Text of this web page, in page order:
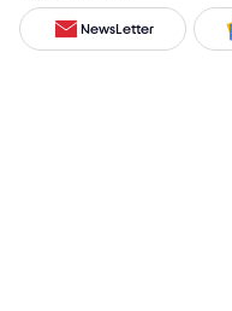
NewsLetter